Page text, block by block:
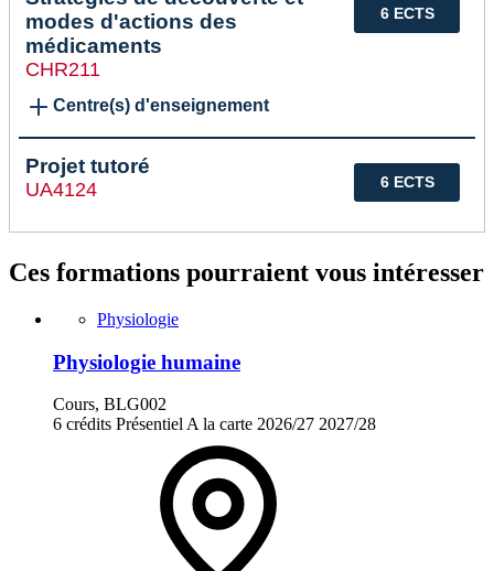
6 ECTS
modes d'actions des
médicaments
CHR211
Centre(s) d'enseignement
6 ECTS
Projet tutoré
UA4124
Ces formations pourraient vous intéresser
Physiologie
Physiologie humaine
Cours, BLG002
6 crédits Présentiel A la carte 2026/27 2027/28